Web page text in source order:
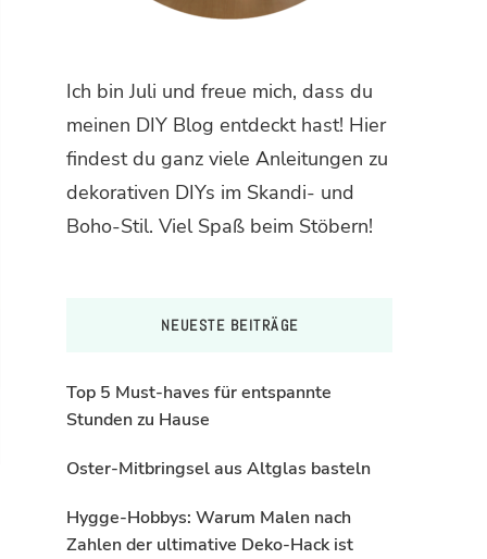
Ich bin Juli und freue mich, dass du
meinen DIY Blog entdeckt hast! Hier
findest du ganz viele Anleitungen zu
dekorativen DIYs im Skandi- und
Boho-Stil. Viel Spaß beim Stöbern!
NEUESTE BEITRÄGE
Top 5 Must-haves für entspannte
Stunden zu Hause
Oster-Mitbringsel aus Altglas basteln
Hygge-Hobbys: Warum Malen nach
Zahlen der ultimative Deko-Hack ist